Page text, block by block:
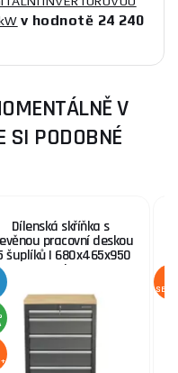
v hodnotě 24 240
V
SI PODOBNÉ
Dílenská skříňka s
pracovní deskou
šuplíků | 680x465x950
mm Matabro SET-